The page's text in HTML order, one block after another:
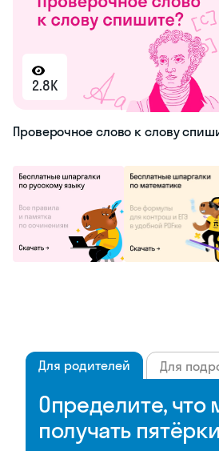
2.8K
Проверочное слово к слову
Для родителей Для
Определите, что
получать пятёрки